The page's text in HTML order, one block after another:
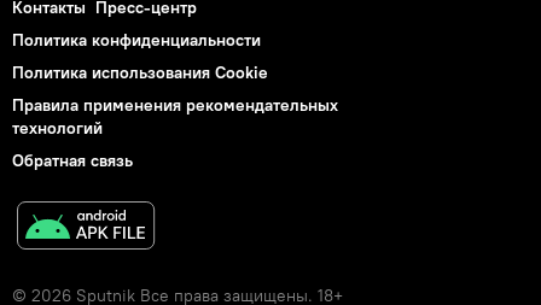
Контакты Пресс-центр
Политика конфиденциальности
Политика использования Cookie
Правила применения рекомендательных
технологий
Обратная связь
© 2026 Sputnik Все права защищены. 18+